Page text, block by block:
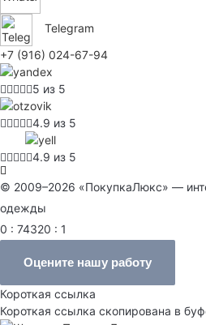
Telegram
+7 (916) 024-67-94
5 из 5
4.9 из 5
4.9 из 5
© 2009–2026 «ПокупкаЛюкс» —
одежды
0 : 74320 : 1
Оцените нашу работу
Короткая ссылка
Короткая ссылка скопирована в